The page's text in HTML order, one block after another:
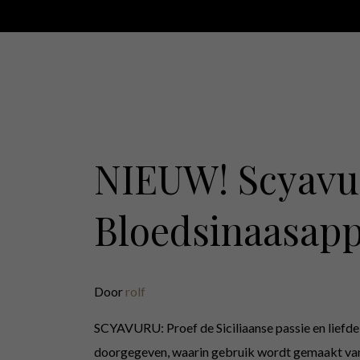
NIEUW!
Door rolf
SCYAVURU: Proef de Siciliaanse passie en
doorgegeven, waarin gebruik wordt gemaakt